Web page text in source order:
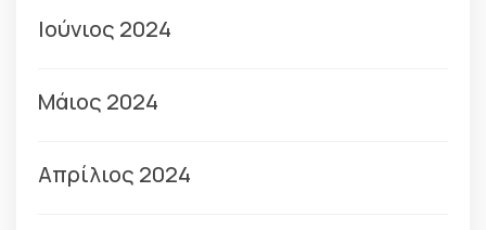
Ιούνιος 2024
Μάιος 2024
Απρίλιος 2024